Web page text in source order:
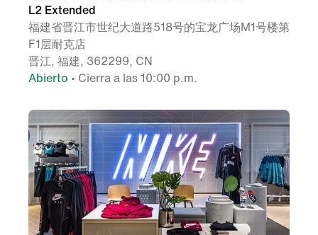
L2 Extended
福建省晋江市世纪大道路518号的宝龙广场M1号楼第
F1层耐克店
晋江, 福建, 362299, CN
Abierto • Cierra a las 10:00 p.m.